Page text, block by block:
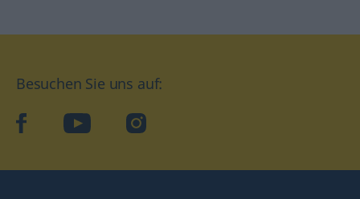
Besuchen Sie uns auf:
facebookYouTube Instagram